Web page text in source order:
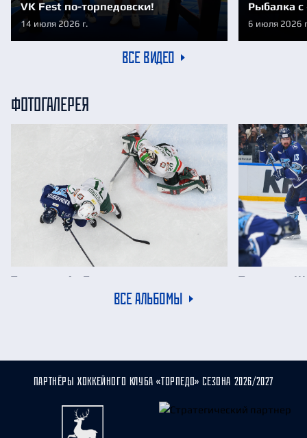
ВСЕ ВИДЕО
VK Fest по-торпедовски!
14 июля 2026 г.
Рыбалка с
6 июля 2026
ФОТОГАЛЕРЕЯ
ВСЕ АЛЬБОМЫ
Торпедо - Ак Барс Торпедо -
ПАРТНЁРЫ ХОККЕЙНОГО КЛУБА «ТОРПЕДО» СЕЗОНА 2026/2027